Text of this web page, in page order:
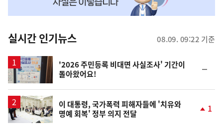
뉴
스
실시간 인기뉴스 08.09. 09:22 기준
'2026 주민등록 비대면 사실조사' 기간이
돌아왔어요!
일
이 대통령, 국가폭력 피해자들에 '치유와
명예 회복' 정부 의지 전달
1